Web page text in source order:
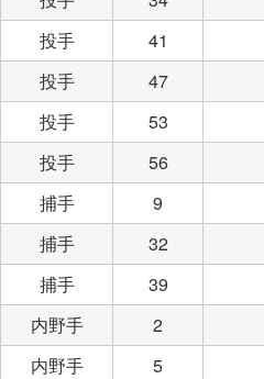
投手
41
投手
47
投手
53
投手
56
捕手
9
捕手
32
捕手
39
内野手
2
内野手
5